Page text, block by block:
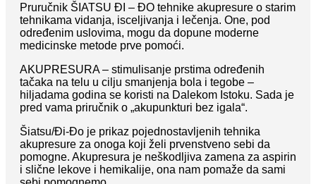
Pruručnik ŠIATSU ĐI – ĐO tehnike akupresure o starim
tehnikama vidanja, isceljivanja i lečenja. One, pod
određenim uslovima, mogu da dopune moderne
medicinske metode prve pomoći.
AKUPRESURA – stimulisanje prstima određenih
tačaka na telu u cilju smanjenja bola i tegobe –
hiljadama godina se koristi na Dalekom Istoku. Sada je
pred vama priručnik o „akupunkturi bez igala“.
Šiatsu/Đi-Đo je prikaz pojednostavljenih tehnika
akupresure za onoga koji želi prvenstveno sebi da
pomogne. Akupresura je neškodljiva zamena za aspirin
i slične lekove i hemikalije, ona nam pomaže da sami